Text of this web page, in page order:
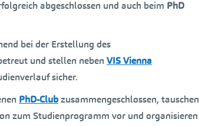
abgeschlossen und auch beim PhD
bei der Erstellung des
und stellen neben VIS Vienna
sicher.
PhD-Clubzusammengeschlossen, tauschen
zum Studienprogramm vor und organisieren